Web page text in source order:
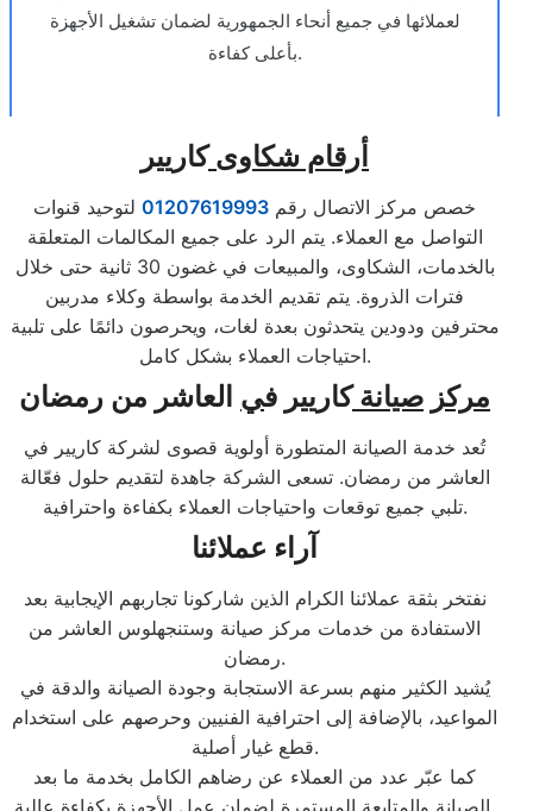
لعملائها في جميع أنحاء الجمهورية لضمان تشغيل الأجهزة
بأعلى كفاءة.
أرقام شكاوىكاريير
خصص مركز الاتصال رقم 01207619993 لتوحيد قنوات
التواصل مع العملاء. يتم الرد على جميع المكالمات المتعلقة
بالخدمات، الشكاوى، والمبيعات في غضون 30 ثانية حتى خلال
فترات الذروة. يتم تقديم الخدمة بواسطة وكلاء مدربين
محترفين ودودين يتحدثون بعدة لغات، ويحرصون دائمًا على تلبية
احتياجات العملاء بشكل كامل.
مركز صيانةكاريير في العاشر من رمضان
تُعد خدمة الصيانة المتطورة أولوية قصوى لشركة كاريير في
العاشر من رمضان. تسعى الشركة جاهدة لتقديم حلول فعّالة
تلبي جميع توقعات واحتياجات العملاء بكفاءة واحترافية.
آراء عملائنا
نفتخر بثقة عملائنا الكرام الذين شاركونا تجاربهم الإيجابية بعد
الاستفادة من خدمات مركز صيانة وستنجهلوس العاشر من
رمضان.
يُشيد الكثير منهم بسرعة الاستجابة وجودة الصيانة والدقة في
المواعيد، بالإضافة إلى احترافية الفنيين وحرصهم على استخدام
قطع غيار أصلية.
كما عبّر عدد من العملاء عن رضاهم الكامل بخدمة ما بعد
الصيانة والمتابعة المستمرة لضمان عمل الأجهزة بكفاءة عالية.